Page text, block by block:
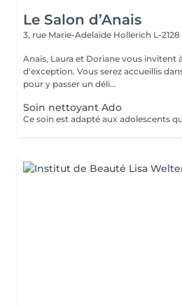
Le Salon d’Anais
3, rue Marie-Adelaïde Hollerich L-2128
Anais, Laura et Doriane vous invitent
d'exception. Vous serez accueillis dans un cadre raffiné et feutré
pour y passer un déli...
Soin nettoyant Ado